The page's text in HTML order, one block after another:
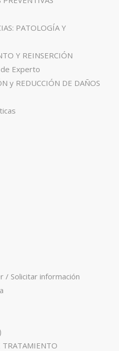
PATOLOGÍA Y
Y REINSERCIÓN
Experto
y REDUCCIÓN DE DAÑOS
/ Solicitar información
TRATAMIENTO